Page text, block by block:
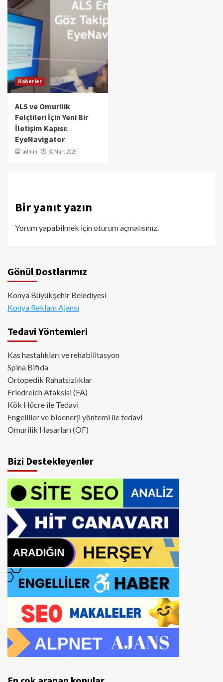
Haberler
ALS ve Omurilik
Felçlileri İçin Yeni Bir
İletişim Kapısı:
EyeNavigator
admin 30 Mart 2026
Bir yanıt yazın
Yorum yapabilmek içinoturum açmalısınız
Gönül Dostlarımız
Konya Büyükşehir Belediyesi
Konya Reklam Ajansı
Tedavi Yöntemleri
Kas hastalıkları ve rehabilitasyon
Spina Bifida
Ortopedik Rahatsızlıklar
Friedreich Ataksisi (FA)
Kök Hücre ile Tedavi
Engelliler ve bioenerji yöntemi ile tedavi
Omurilik Hasarları (OF)
Bizi Destekleyenler